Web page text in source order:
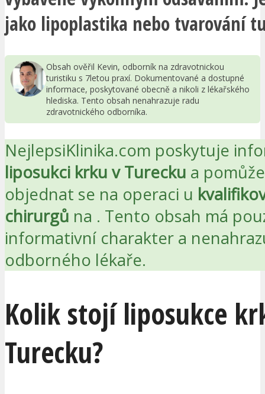
jako lipoplastika nebo tvarování
Obsah ověřil Kevin, odborník na zdravotnickou
turistiku s 7letou praxí. Dokumentované a dostupné
informace, poskytované obecně a nikoli z lékařského
hlediska. Tento obsah nenahrazuje radu
zdravotnického odborníka.
NejlepsiKlinika.com poskytuje
liposukci krku v Turecku a
objednat se na operaci u
chirurgů na . Tento obsah má
informativní charakter a
odborného lékaře.
Kolik stojí liposukce
Turecku?